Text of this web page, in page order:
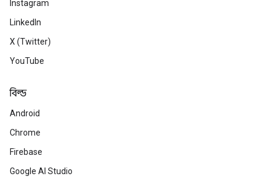
Instagram
LinkedIn
X (Twitter)
YouTube
বিল্ড
Android
Chrome
Firebase
Google AI Studio